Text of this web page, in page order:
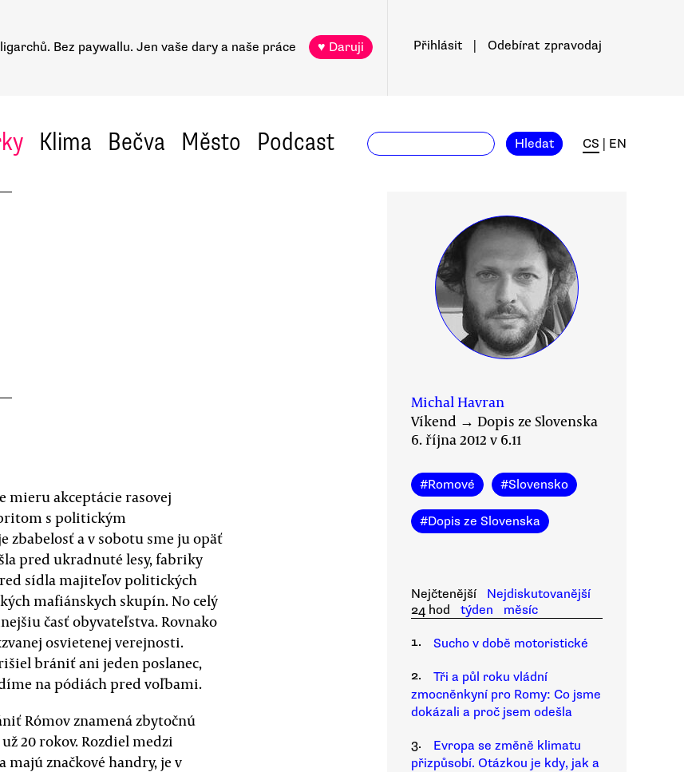
Bez paywallu. Jen vaše dary a naše práce ♥ Daruji Přihlásit Odebírat zpravodaj
Klima Bečva Město Podcast Hledat CS EN
mieru akceptácie rasovej
s politickým
zbabelosť a v sobotu sme ju opäť
pred ukradnuté lesy, fabriky
sídla majiteľov politických
mafiánskych skupín. No celý
časť obyvateľstva. Rovnako
osvietenej verejnosti.
brániť ani jeden poslanec,
na pódiách pred voľbami.
Rómov znamená zbytočnú
20 rokov. Rozdiel medzi
majú značkové handry, je v
Michal Havran
Víkend → Dopis ze Slovenska
6. října 2012 v 6.11
#Romové #Slovensko
#Dopis ze Slovenska
Nejčtenější
Nejdiskutovanější
24 hod
týden
měsíc
1.
Sucho v době motoristické
2.
Tři a půl roku vládní
zmocněnkyní pro Romy: Co jsme
dokázali a proč jsem odešla
3.
Evropa se změně klimatu
přizpůsobí. Otázkou je kdy, jak a